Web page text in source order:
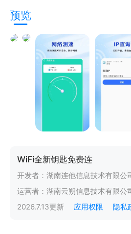
预览
WiFi全新钥匙免费连
开发者： 湖南连他信息技术有限公
运营者： 湖南云朔信息技术有限公
2026.7.13更新 应用权限 隐私